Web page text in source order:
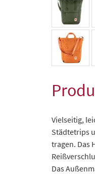
Vielseitig,
Städtetrips
tragen. Das
Das